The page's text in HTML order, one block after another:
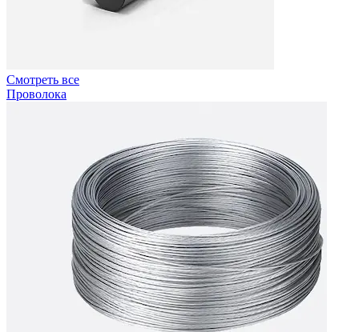
Смотреть все
Проволока